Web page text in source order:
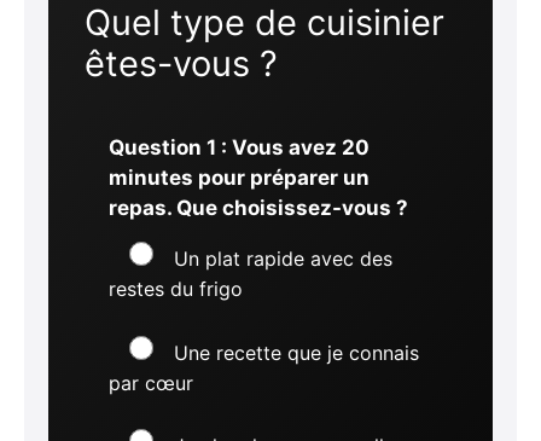
Quel type de cuisinier
êtes-vous ?
Question 1 : Vous avez 20
minutes pour préparer un
repas. Que choisissez-vous ?
Un plat rapide avec des
restes du frigo
Une recette que je connais
par cœur